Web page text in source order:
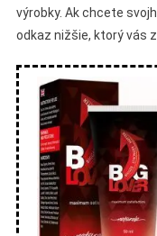
výrobky. Ak chcete
odkaz nižšie, ktorý vás